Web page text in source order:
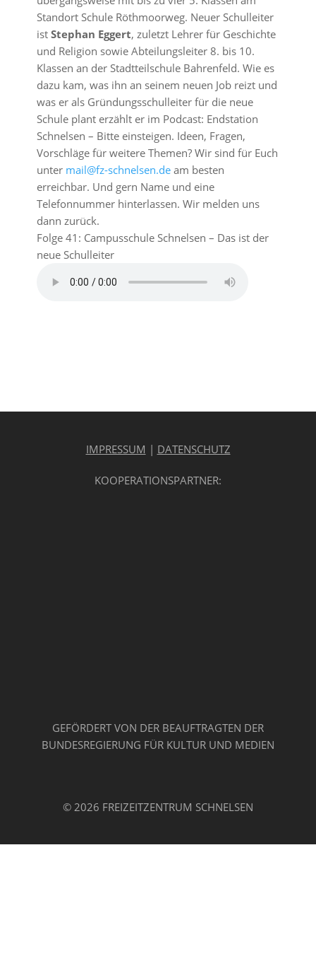
Standort Schule Röthmoorweg. Neuer Schulleiter
istStephan Eggert, zuletzt Lehrer für Geschichte
und Religion sowie Abteilungsleiter 8. bis 10.
Klassen an der Stadtteilschule Bahrenfeld. Wie es
dazu kam, was ihn an seinem neuen Job reizt und
was er als Gründungsschulleiter für die neue
Schule plant erzählt er im Podcast: Endstation
Schnelsen – Bitte einsteigen. Ideen, Fragen,
Vorschläge für weitere Themen? Wir sind für Euch
unter mail@fz-schnelsen.de am besten
erreichbar. Und gern Name und eine
Telefonnummer hinterlassen. Wir melden uns
dann zurück.
Folge 41: Campusschule Schnelsen – Das ist der
neue Schulleiter
IMPRESSUM | DATENSCHUTZ
KOOPERATIONSPARTNER:
GEFÖRDERT VON DER BEAUFTRAGTEN DER
BUNDESREGIERUNG FÜR KULTUR UND MEDIEN
© 2026 FREIZEITZENTRUM SCHNELSEN